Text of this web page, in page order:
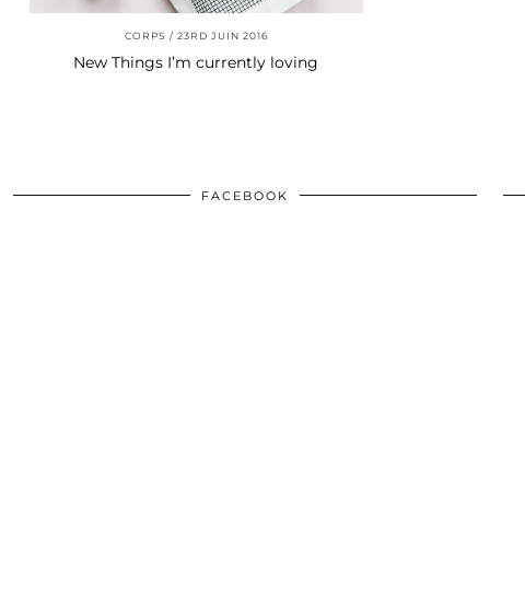
CORPS 23RD JUIN 2016
New Things I’m currently loving
FACEBOOK